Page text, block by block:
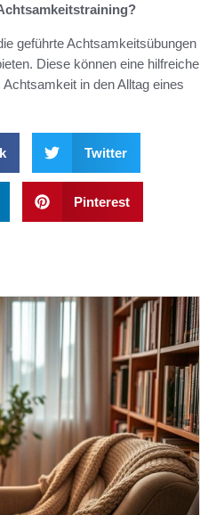
geführte Achtsamkeitsübungen
Diese können eine hilfreiche
in den Alltag eines
Twitter
Pinterest